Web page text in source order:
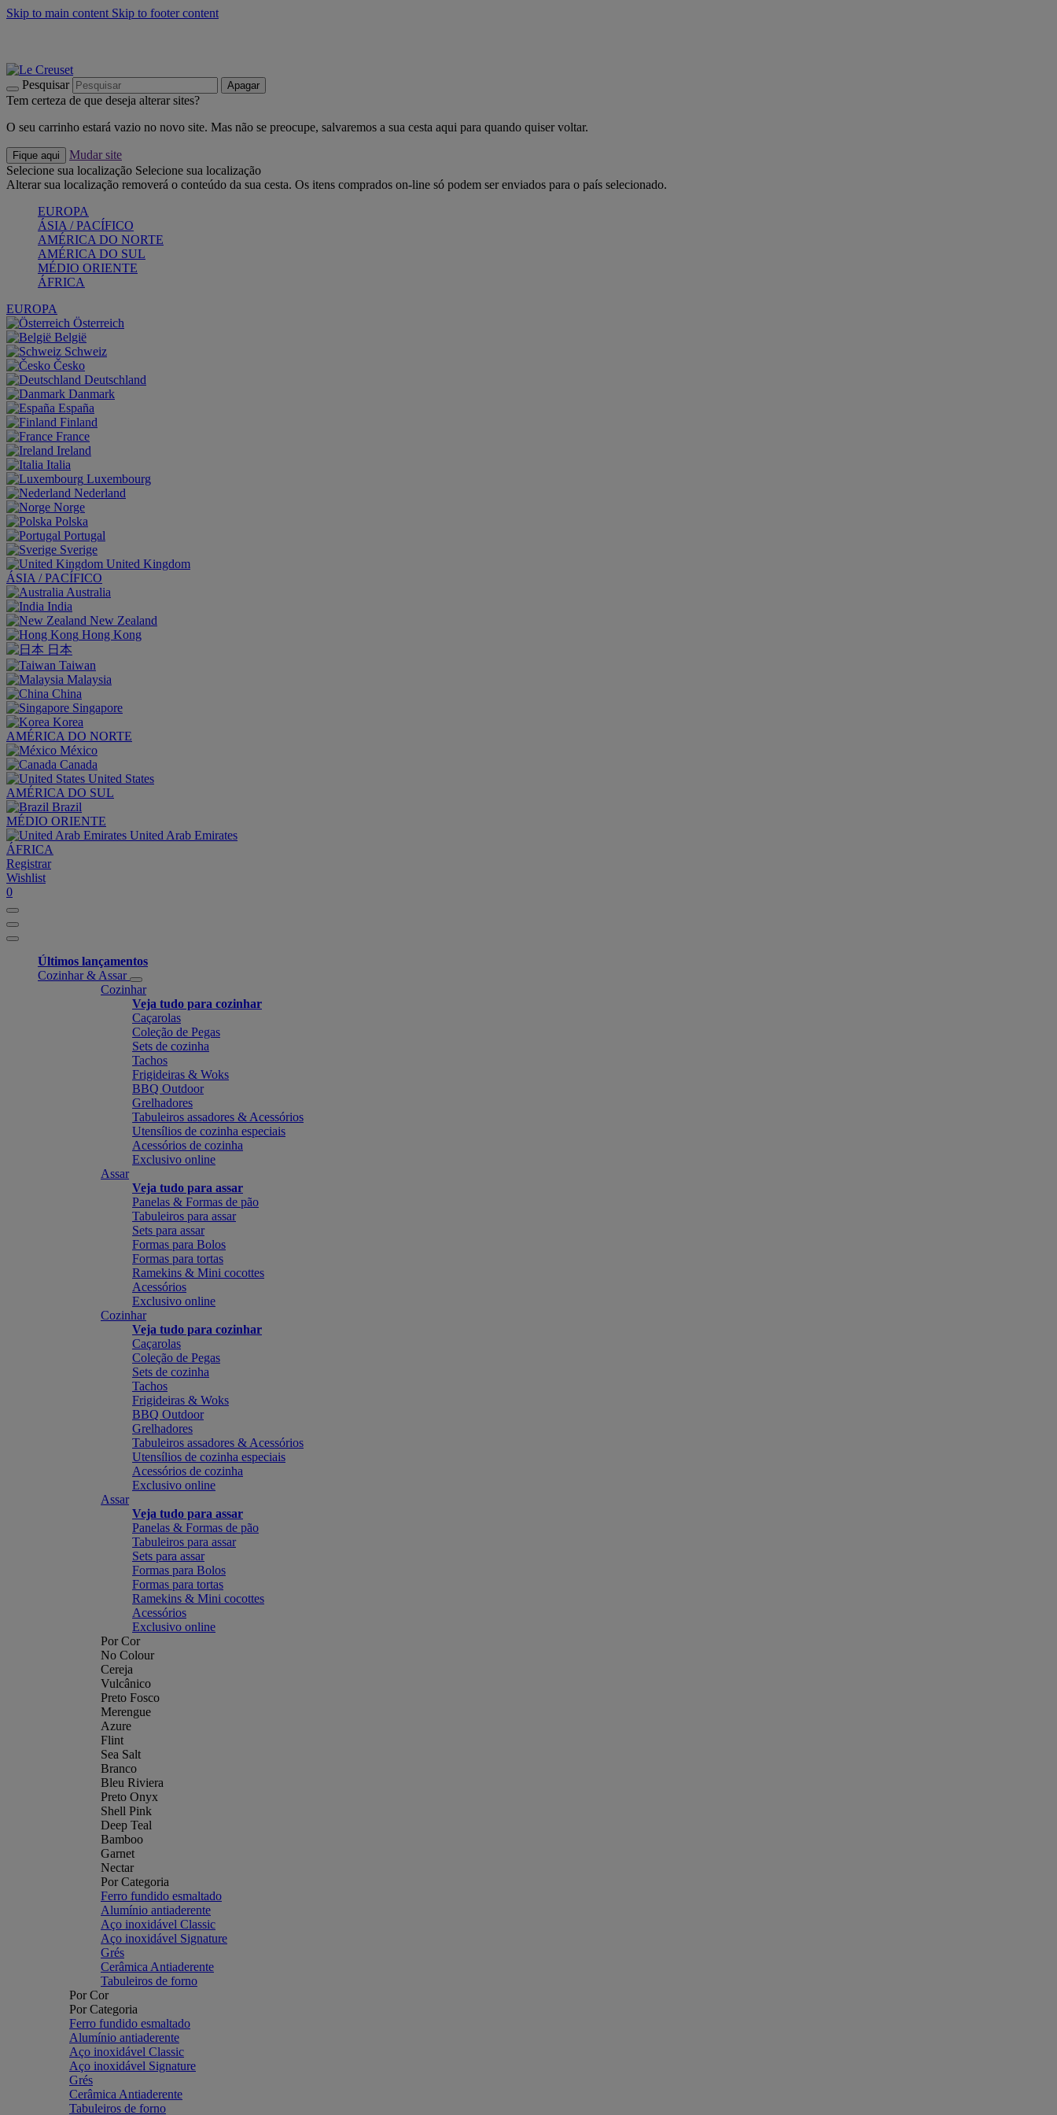
Skip to main content Skip to footer content
Pesquisar Apagar
Tem certeza de que deseja alterar sites?
O seu carrinho estará vazio no novo site. Mas não se preocupe, salvaremos a sua cesta aqui para quando quiser voltar.
Fique aqui
Mudar site
Selecione sua localização Selecione sua localização
Alterar sua localização removerá o conteúdo da sua cesta. Os itens comprados on-line só podem ser enviados para o país selecionado.
EUROPA
ÁSIA / PACÍFICO
AMÉRICA DO NORTE
AMÉRICA DO SUL
MÉDIO ORIENTE
ÁFRICA
EUROPA
Österreich
België
Schweiz
Česko
Deutschland
Danmark
España
Finland
France
Ireland
Italia
Luxembourg
Nederland
Norge
Polska
Portugal
Sverige
United Kingdom
ÁSIA / PACÍFICO
Australia
India
New Zealand
Hong Kong
日本
Taiwan
Malaysia
China
Singapore
Korea
AMÉRICA DO NORTE
México
Canada
United States
AMÉRICA DO SUL
Brazil
MÉDIO ORIENTE
United Arab Emirates
ÁFRICA
Registrar
Wishlist
0
Últimos lançamentos
Cozinhar & Assar
Cozinhar
Veja tudo para cozinhar
Caçarolas
Coleção de Pegas
Sets de cozinha
Tachos
Frigideiras & Woks
BBQ Outdoor
Grelhadores
Tabuleiros assadores & Acessórios
Utensílios de cozinha especiais
Acessórios de cozinha
Exclusivo online
Assar
Veja tudo para assar
Panelas & Formas de pão
Tabuleiros para assar
Sets para assar
Formas para Bolos
Formas para tortas
Ramekins & Mini cocottes
Acessórios
Exclusivo online
Cozinhar
Veja tudo para cozinhar
Caçarolas
Coleção de Pegas
Sets de cozinha
Tachos
Frigideiras & Woks
BBQ Outdoor
Grelhadores
Tabuleiros assadores & Acessórios
Utensílios de cozinha especiais
Acessórios de cozinha
Exclusivo online
Assar
Veja tudo para assar
Panelas & Formas de pão
Tabuleiros para assar
Sets para assar
Formas para Bolos
Formas para tortas
Ramekins & Mini cocottes
Acessórios
Exclusivo online
Por Cor
No Colour
Cereja
Vulcânico
Preto Fosco
Merengue
Azure
Flint
Sea Salt
Branco
Bleu Riviera
Preto Onyx
Shell Pink
Deep Teal
Bamboo
Garnet
Nectar
Por Categoria
Ferro fundido esmaltado
Alumínio antiaderente
Aço inoxidável Classic
Aço inoxidável Signature
Grés
Cerâmica Antiaderente
Tabuleiros de forno
Por Cor
Por Categoria
Ferro fundido esmaltado
Alumínio antiaderente
Aço inoxidável Classic
Aço inoxidável Signature
Grés
Cerâmica Antiaderente
Tabuleiros de forno